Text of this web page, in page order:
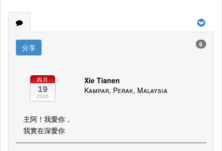
分享 6
四月
19
2025
Xie Tianen
Kampar, Perak, Malaysia
主阿！我愛你，
我實在深愛你